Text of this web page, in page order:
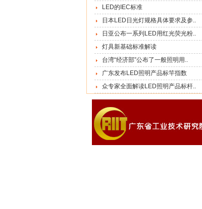
LED的IEC标准
日本LED日光灯规格具体要求及参..
日亚公布一系列LED用红光荧光粉..
灯具新基础标准解读
台湾“经济部”公布了一般照明用..
广东发布LED照明产品标竿指数
众专家全面解读LED照明产品标杆..